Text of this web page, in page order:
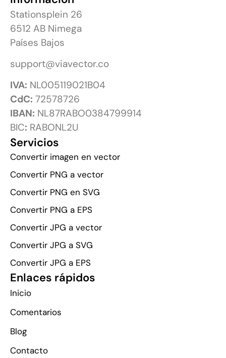
Servicios
Convertir imagen en vector
Convertir PNG a vector
Convertir PNG en SVG
Convertir PNG a EPS
Convertir JPG a vector
Convertir JPG a SVG
Convertir JPG a EPS
Enlaces rápidos
Inicio
Comentarios
Blog
Contacto
Stationsplein 26
6512 AB Nimega
Países Bajos
support@viavector.co
IVA: NL005119021B04
CdC: 72578726
IBAN: NL87RABO0384799914
BIC: RABONL2U